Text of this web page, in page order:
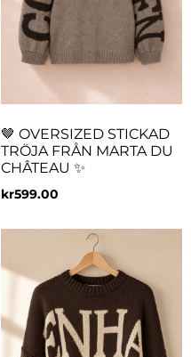
🤎 OVERSIZED STICKAD
TRÖJA FRÅN MARTA DU
CHÂTEAU ✨
kr599.00